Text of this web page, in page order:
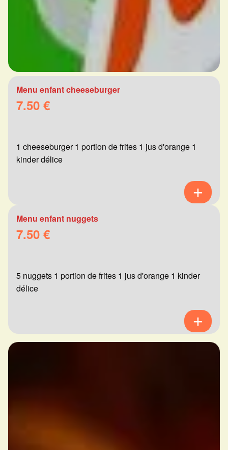
Menu enfant cheeseburger
7.50 €
1 cheeseburger 1 portion de frites 1 jus d'orange 1
kinder délice
Menu enfant nuggets
7.50 €
5 nuggets 1 portion de frites 1 jus d'orange 1 kinder
délice